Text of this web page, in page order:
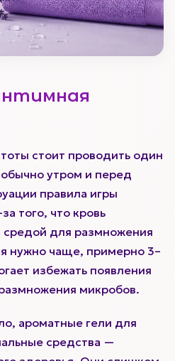
стоит проводить один
утром и перед
правила игры
того, что кровь
средой для размножения
нужно чаще, примерно 3–
избежать появления
микробов.
ароматные гели для
средства —